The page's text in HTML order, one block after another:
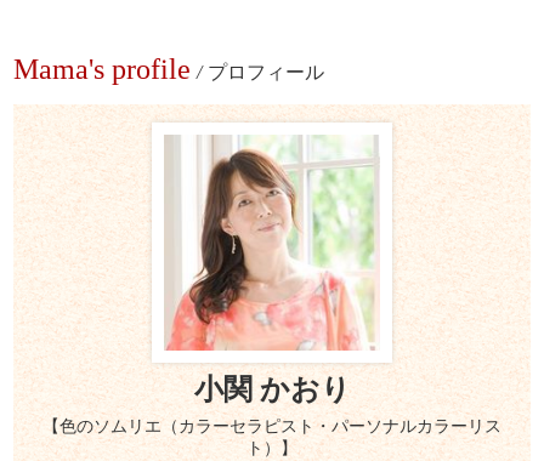
Mama's profile / プロフィール
小関 かおり
【色のソムリエ（カラーセラピスト・パーソナルカラーリス
ト）】